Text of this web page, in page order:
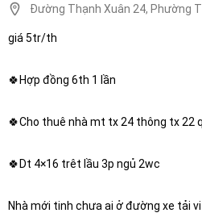
Đường Thạnh Xuân 24, Phường
giá 5tr/th
🍀Hợp đồng 6th 1 lần
🍀Cho thuê nhà mt tx 24 thông tx 22
🍀Dt 4×16 trêt lầu 3p ngủ 2wc
Nhà mới tinh chưa ai ở đường xe tải vi